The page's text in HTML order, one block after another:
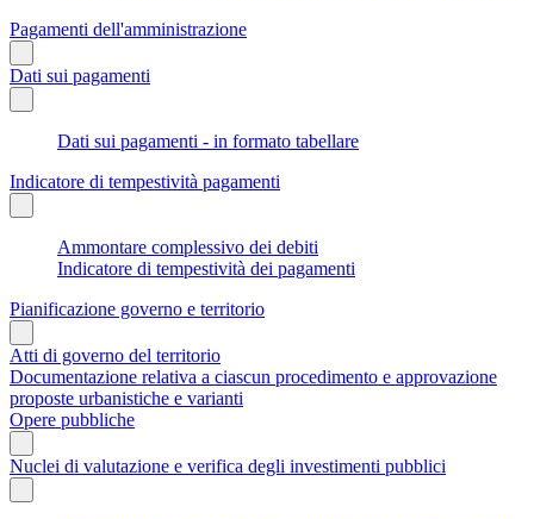
Pagamenti dell'amministrazione
Dati sui pagamenti
Dati sui pagamenti - in formato tabellare
Indicatore di tempestività pagamenti
Ammontare complessivo dei debiti
Indicatore di tempestività dei pagamenti
Pianificazione governo e territorio
Atti di governo del territorio
Documentazione relativa a ciascun procedimento e approvazione
proposte urbanistiche e varianti
Opere pubbliche
Nuclei di valutazione e verifica degli investimenti pubblici